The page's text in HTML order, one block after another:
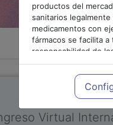
productos del
sanitarios
medicamentos con
fármacos se facilita
responsabilidad de
medicamentos y
adecuado a las
Virtual